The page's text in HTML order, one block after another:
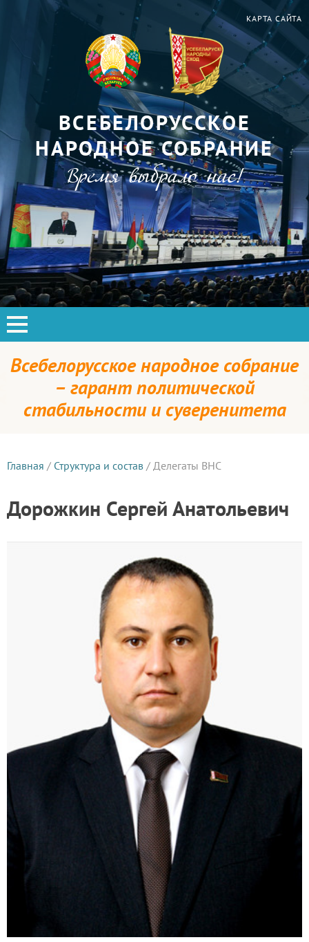
КАРТА САЙТА
ВСЕБЕЛОРУССКОЕ
НАРОДНОЕ СОБРАНИЕ
Время выбрало нас!
Всебелорусское народное собрание
– гарант политической
стабильности и суверенитета
Главная / Структура и состав / Делегаты ВНС
Дорожкин Сергей Анатольевич